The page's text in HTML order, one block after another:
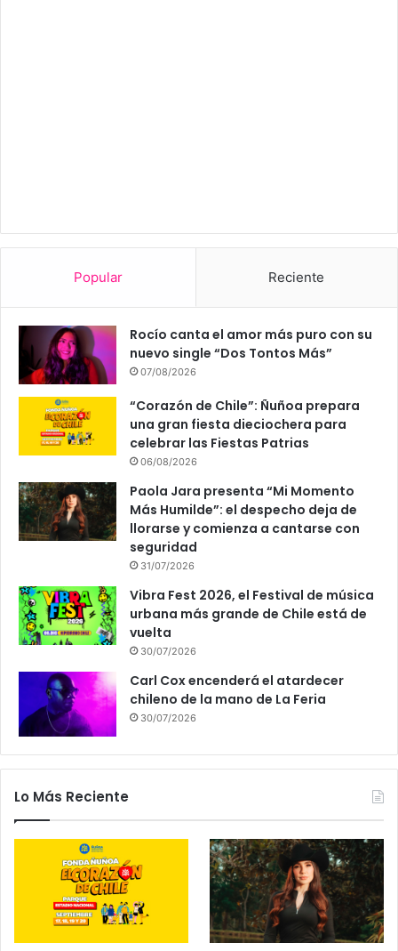
Popular Reciente
Rocío canta el amor más puro con su
nuevo single “Dos Tontos Más”
07/08/2026
“Corazón de Chile”: Ñuñoa prepara
una gran fiesta dieciochera para
celebrar las Fiestas Patrias
06/08/2026
Paola Jara presenta “Mi Momento
Más Humilde”: el despecho deja de
llorarse y comienza a cantarse con
seguridad
31/07/2026
Vibra Fest 2026, el Festival de música
urbana más grande de Chile está de
vuelta
30/07/2026
Carl Cox encenderá el atardecer
chileno de la mano de La Feria
30/07/2026
Lo Más Reciente